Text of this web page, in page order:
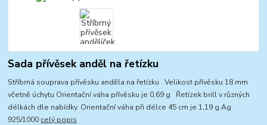
Sada přívěsek anděl na řetízku
Stříbrná souprava přívěsku anděla na řetízku . Velikost přívěsku 18 mm
včetně úchytu Orientační váha přívěsku je 0,69 g Řetízek brill v různých
délkách dle nabídky. Orientační váha při délce 45 cm je 1,19 g Ag
925/1000 celý popis